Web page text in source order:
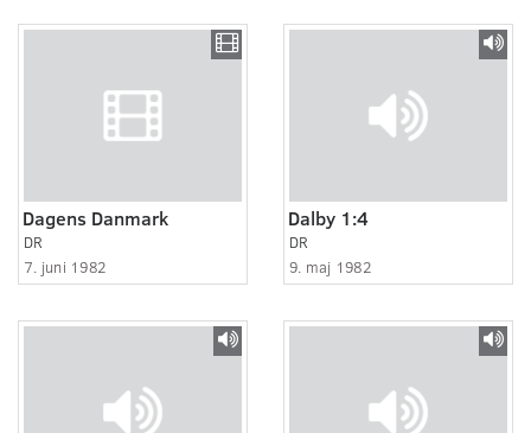
Dagens Danmark
DR
7. juni 1982
Dalby 1:4
DR
9. maj 1982